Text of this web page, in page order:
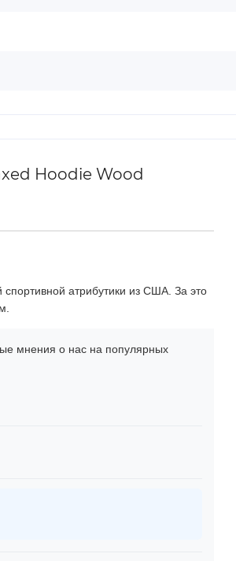
Hoodie Wood
атрибутики из США. За это
мнения о нас на популярных